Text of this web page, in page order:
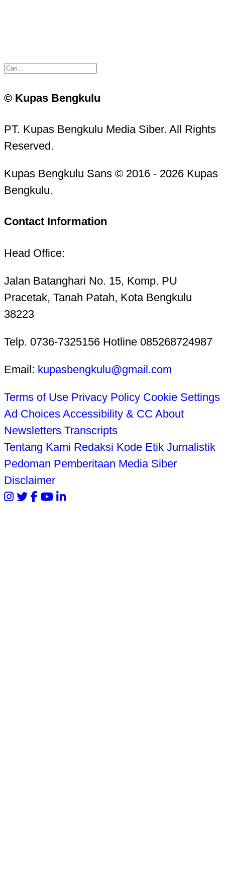
© Kupas Bengkulu
PT. Kupas Bengkulu Media Siber. All Rights
Reserved.
Kupas Bengkulu Sans © 2016 - 2026 Kupas
Bengkulu.
Contact Information
Head Office:
Jalan Batanghari No. 15, Komp. PU
Pracetak, Tanah Patah, Kota Bengkulu
38223
Telp. 0736-7325156 Hotline 085268724987
Email: kupasbengkulu@gmail.com
Terms of Use Privacy Policy Cookie Settings
Ad Choices Accessibility & CC About
Newsletters Transcripts
Tentang Kami Redaksi Kode Etik Jurnalistik
Pedoman Pemberitaan Media Siber
Disclaimer